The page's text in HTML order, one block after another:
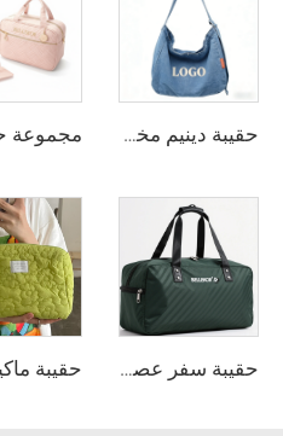
حقيبة دينيم مخصصة: حقيبة كتف دينيم مغسولة بأسلوب ريترو: مبيعات مباشرة من المصنع مع دعم التطريز/الطباعة للشعار
حقيبة سفر عصرية من BELLEKOR